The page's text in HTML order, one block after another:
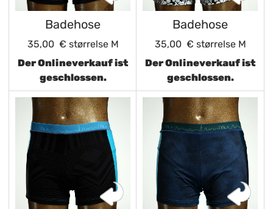
Badehose
35,00 € størrelse M
Der Onlineverkauf ist
geschlossen.
Badehose
35,00 € størrelse M
Der Onlineverkauf ist
geschlossen.